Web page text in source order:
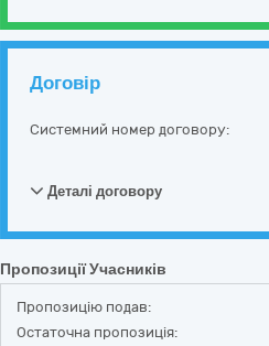
Договір
Системний номер договору:
Деталі договору
Пропозиції Учасників
Пропозицію подав:
Остаточна пропозиція: